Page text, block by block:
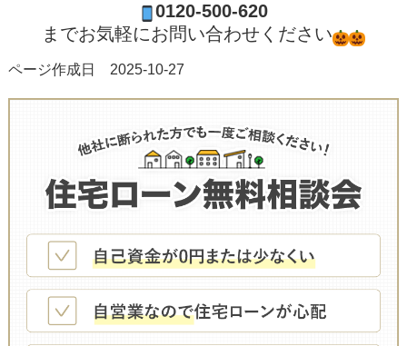
0120-500-620
までお気軽にお問い合わせください
ページ作成日 2025-10-27